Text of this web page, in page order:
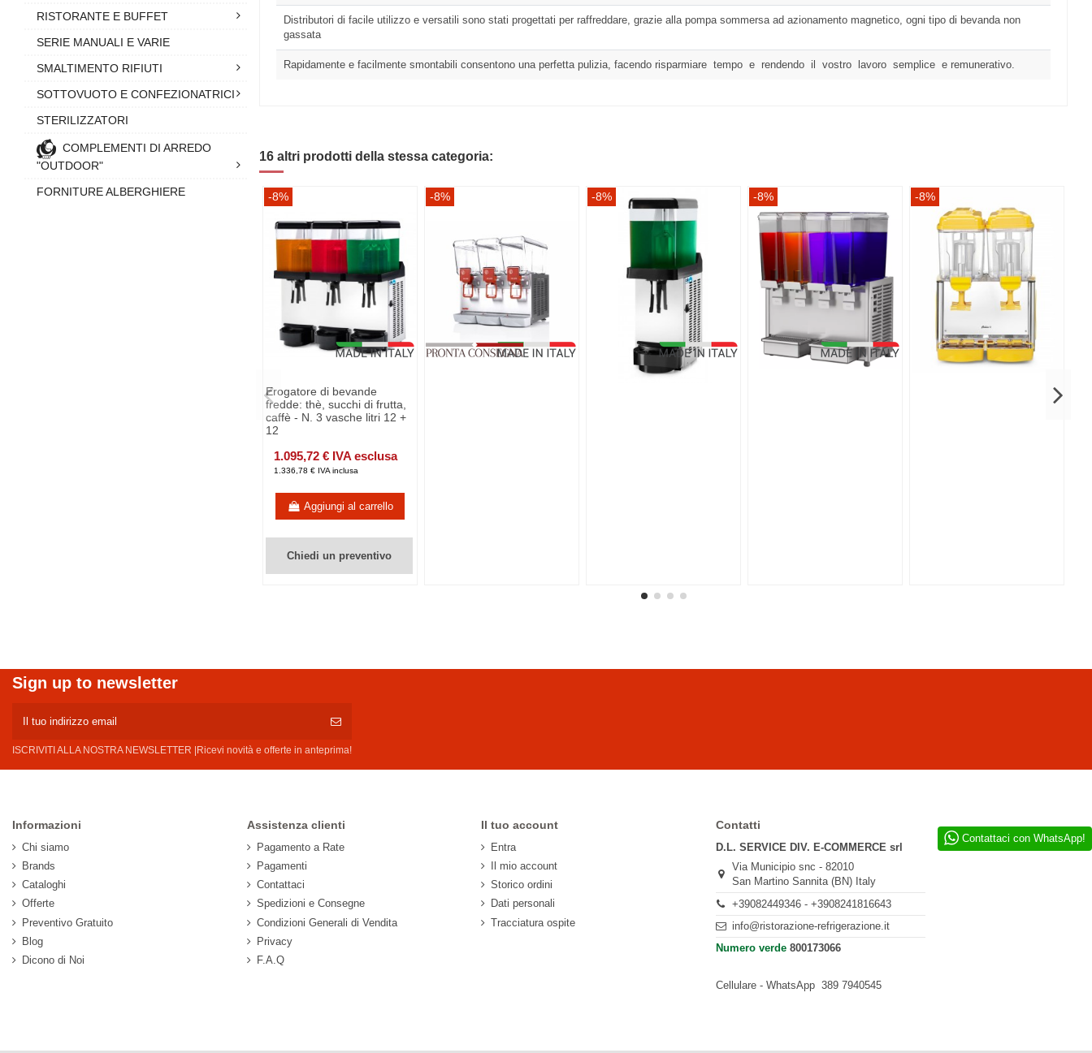
Distributori di facile utilizzo e versatili sono stati progettati per raffreddare, grazie alla pompa sommersa ad azionamento magnetico, ogni tipo di bevanda non
gassata
Rapidamente e facilmente smontabili consentono una perfetta pulizia, facendo risparmiare tempo e rendendo il vostro lavoro semplice e remunerativo.
16 altri prodotti della stessa categoria:
-8%
Erogatore di bevande
fredde: thè, succhi di frutta,
caffè - N. 3 vasche litri 12 +
12
1.095,72 € IVA esclusa
1.336,78 € IVA inclusa
Aggiungi al carrello
Chiedi un preventivo
-8% -8% -8% -8%
RISTORANTE E BUFFET
SERIE MANUALI E VARIE
SMALTIMENTO RIFIUTI
SOTTOVUOTO E CONFEZIONATRICI
STERILIZZATORI
COMPLEMENTI DI ARREDO
"OUTDOOR"
FORNITURE ALBERGHIERE
Sign up to newsletter
ISCRIVITI ALLA NOSTRA NEWSLETTER |Ricevi novità e offerte in anteprima!
Informazioni
Chi siamo
Brands
Cataloghi
Offerte
Preventivo Gratuito
Blog
Dicono di Noi
Assistenza clienti
Pagamento a Rate
Pagamenti
Contattaci
Spedizioni e Consegne
Condizioni Generali di Vendita
Privacy
F.A.Q
Il tuo account
Entra
Il mio account
Storico ordini
Dati personali
Tracciatura ospite
Contatti
D.L. SERVICE DIV. E-COMMERCE srl
Via Municipio snc - 82010
San Martino Sannita (BN) Italy
+39082449346 - +3908241816643
info@ristorazione-refrigerazione.it
Numero verde 800173066
Cellulare - WhatsApp 389 7940545
Contattaci con WhatsApp!